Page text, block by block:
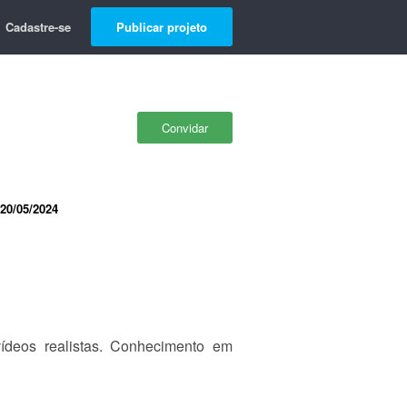
Cadastre-se Publicar projeto
Convidar
20/05/2024
realistas. Conhecimento em